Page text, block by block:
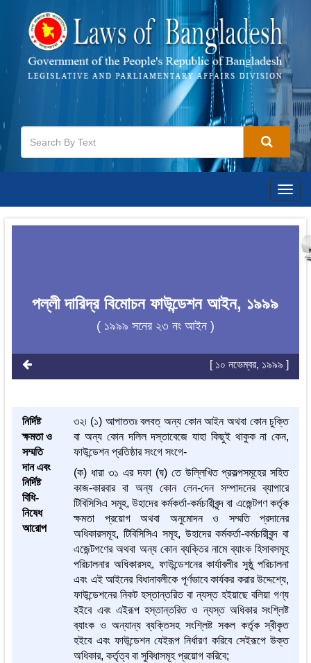
পল্লী দারিদ্র বিমোচন ফাউন্ডেশন আইন, ১৯৯৯
( ১৯৯৯ সনের ২৩ নং আইন )
[ ১০ নভেম্বর, ১৯৯৯ ]
নির্দিষ্ট
ক্ষমতা ও
সম্মতি
দান এবং
নির্দিষ্ট
বিধি-
নিষেধ
আরোপ
৩২৷ (১) আপাততঃ বলবত্ অন্য কোন আইন অথবা কোন চুক্তি
বা অন্য কোন দলিল দস্তাবেজে যাহা কিছুই থাকুক না কেন,
ফাউন্ডেশন প্রতিষ্ঠার সংগে সংগে-
(ক) ধারা ৩১ এর দফা (ঘ) তে উল্লিখিত প্রকল্পসমূহের সহিত
কাজ-কারবার বা অন্য কোন লেন-দেন সম্পাদনের ব্যাপারে
টিবিসিসিএ সমূহ, উহাদের কর্মকর্তা-কর্মচারীবৃন্দ বা এজেন্টগণ কর্তৃক
ক্ষমতা প্রয়োগ অথবা অনুমোদন ও সম্মতি প্রদানের
অধিকারসমূহ, টিবিসিসিএ সমূহ, উহাদের কর্মকর্তা-কর্মচারীবৃন্দ বা
এজেন্টগণের অথবা অন্য কোন ব্যক্তির নামে ব্যাংক হিসাবসমূহ
পরিচালনার অধিকারসহ, ফাউন্ডেশনের কার্যাবলীর সুষ্ঠু পরিচালনা
এবং এই আইনের বিধানাবলীকে পূর্ণভাবে কার্যকর করার উদ্দেশ্যে,
ফাউন্ডেশনের নিকট হস্তান্তরিত বা ন্যস্ত হইয়াছে বলিয়া গণ্য
হইবে এবং এইরূপ হস্তান্তরিত ও ন্যস্ত অধিকার সংশ্লিষ্ট
ব্যাংক ও অন্যান্য ব্যক্তিসহ সংশ্লিষ্ট সকল কর্তৃক স্বীকৃত
হইবে এবং ফাউন্ডেশন যেইরূপ নির্ধারণ করিবে সেইরূপে উক্ত
অধিকার, কর্তৃত্ব বা সুবিধাসমূহ প্রয়োগ করিবে;